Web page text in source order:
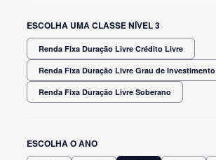
ESCOLHA UMA CLASSE NÍVEL 3
Renda Fixa Duração Livre Crédito Livre
Renda Fixa Duração Livre Grau de Investimento
Renda Fixa Duração Livre Soberano
ESCOLHA O ANO